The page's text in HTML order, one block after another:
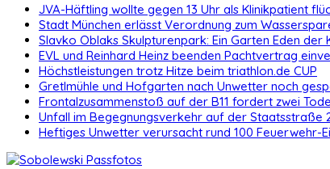
JVA-Häftling wollte gegen 13 Uhr als Klinikpatient
Stadt München erlässt Verordnung zum
Slavko Oblaks Skulpturenpark: Ein Garten Eden der
EVL und Reinhard Heinz beenden Pachtvertrag
Höchstleistungen trotz Hitze beim triathlon.de CUP
Gretlmühle und Hofgarten nach Unwetter noch
Frontalzusammenstoß auf der B11 fordert zwei
Unfall im Begegnungsverkehr auf der Staatsstraße
Heftiges Unwetter verursacht rund 100 Feuerwehr-